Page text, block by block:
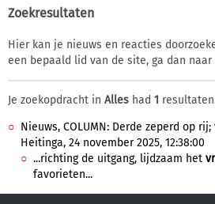
Zoekresultaten
Hier kan je nieuws en reacties
een bepaald lid van de site, ga dan naar
Je zoekopdracht in Alles had 1
Nieuws, COLUMN: Derde zeperd op
Heitinga, 24 november 2025, 12:38:00
...richting de uitgang, lijdzaam het
favorieten...